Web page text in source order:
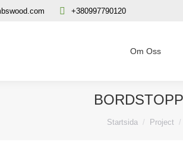
+380997790120
Om Oss
Startsida Project